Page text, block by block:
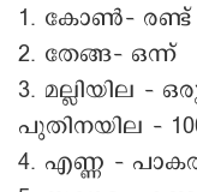
1. കോൺ– രണ്ട്
2. തേങ്ങ– ഒന്ന്
3. മല്ലിയില –
പുതിനയില –
4. എണ്ണ –